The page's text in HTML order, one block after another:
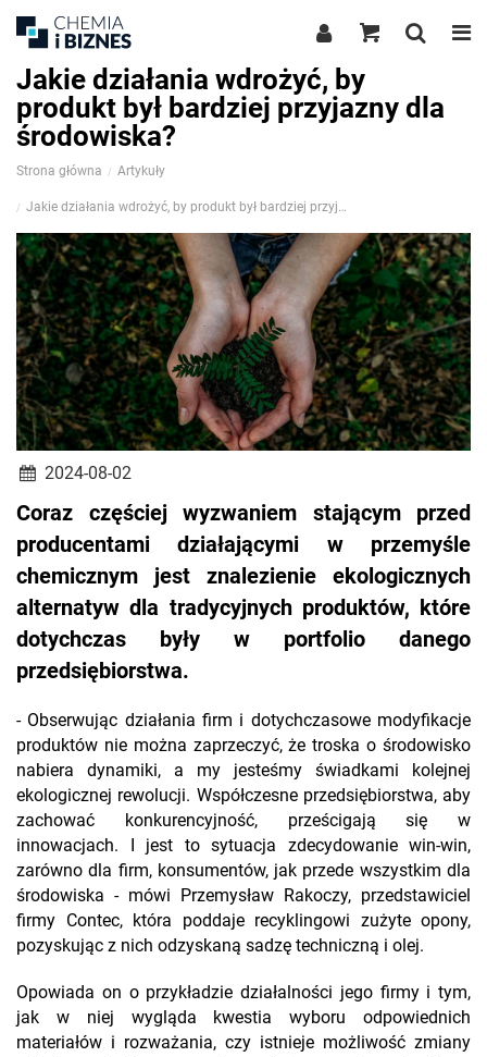
Jakie działania wdrożyć, by
produkt był bardziej przyjazny dla
środowiska?
Strona główna Artykuły
Jakie działania wdrożyć, by produkt był bardziej przyjazny dla środowiska?
2024-08-02
Coraz częściej wyzwaniem stającym przed
producentami działającymi w przemyśle
chemicznym jest znalezienie ekologicznych
alternatyw dla tradycyjnych produktów, które
dotychczas były w portfolio danego
przedsiębiorstwa.
- Obserwując działania firm i dotychczasowe modyfikacje
produktów nie można zaprzeczyć, że troska o środowisko
nabiera dynamiki, a my jesteśmy świadkami kolejnej
ekologicznej rewolucji. Współczesne przedsiębiorstwa, aby
zachować konkurencyjność, prześcigają się w
innowacjach. I jest to sytuacja zdecydowanie win-win,
zarówno dla firm, konsumentów, jak przede wszystkim dla
środowiska - mówi Przemysław Rakoczy, przedstawiciel
firmy Contec, która poddaje recyklingowi zużyte opony,
pozyskując z nich odzyskaną sadzę techniczną i olej.
Opowiada on o przykładzie działalności jego firmy i tym,
jak w niej wygląda kwestia wyboru odpowiednich
materiałów i rozważania, czy istnieje możliwość zmiany